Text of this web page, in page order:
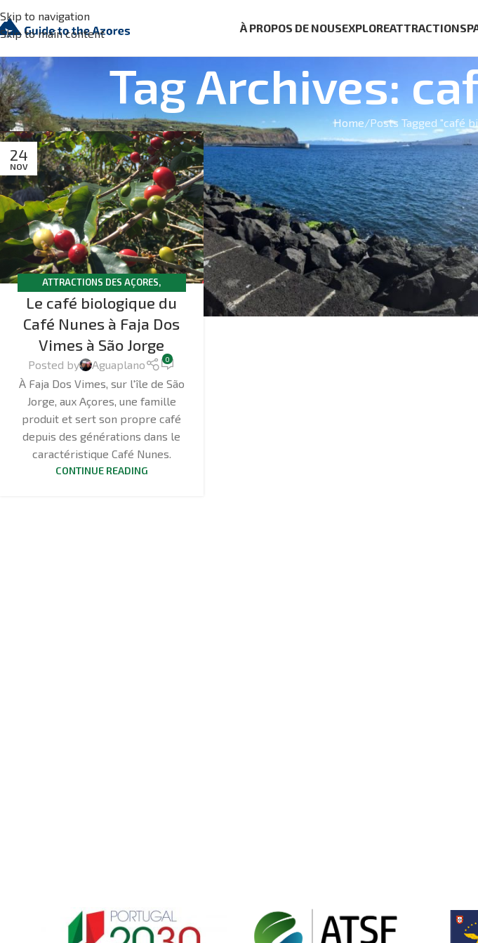
Skip to navigation
Skip to main content
À PROPOS DE NOUSEXPLOREATTRACTIONS
Tag Archives:
Home Posts Tagged "café
24
NOV
ATTRACTIONS DES AÇORES,
HISTOIRES,SÃO JORGE
Le café biologique du
Café Nunes à Faja Dos
Vimes à São Jorge
Posted by Aguaplano 0
À Faja Dos Vimes, sur l'île de São
Jorge, aux Açores, une famille
produit et sert son propre café
depuis des générations dans le
caractéristique Café Nunes.
CONTINUE READING